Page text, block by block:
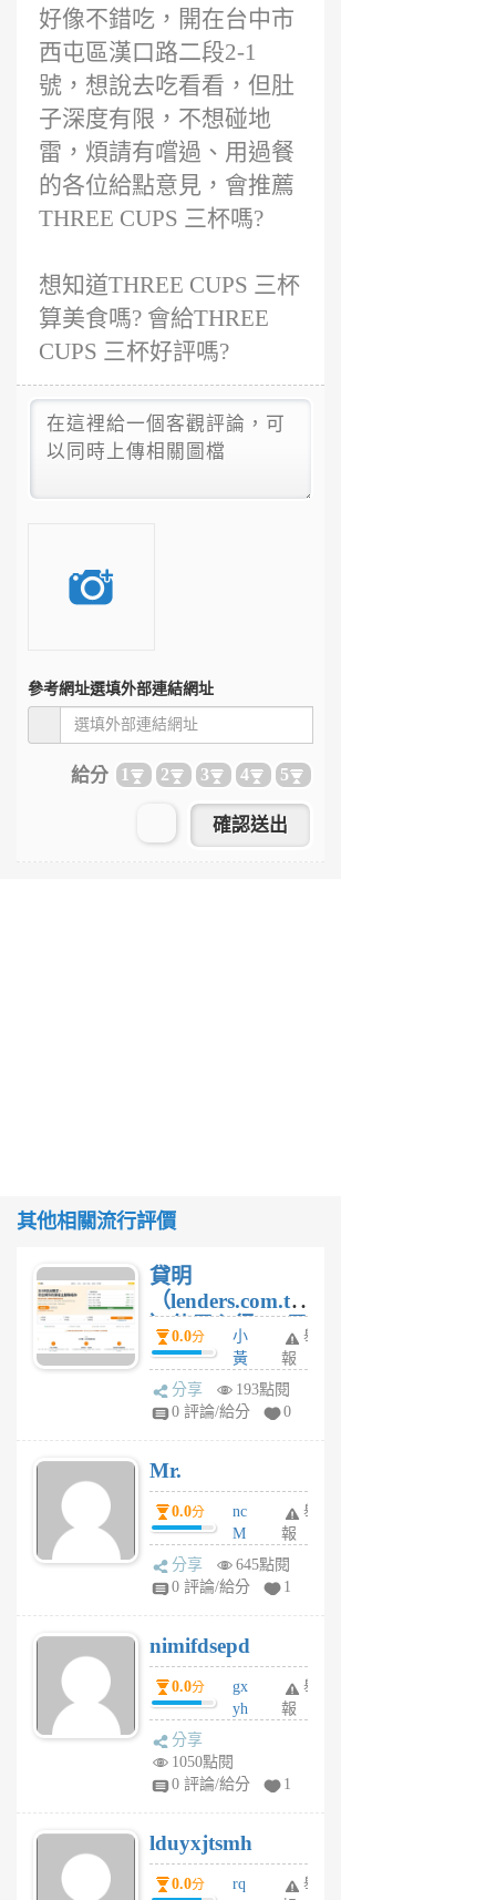
好像不錯吃，開在台中市
西屯區漢口路二段2-1
號，想說去吃看看，但肚
子深度有限，不想碰地
雷，煩請有嚐過、用過餐
的各位給點意見，會推薦
THREE CUPS 三杯嗎?
想知道THREE CUPS 三杯
算美食嗎? 會給THREE
CUPS 三杯好評嗎?
參考網址選填外部連結網址
給分 1 2 3 4 5
其他相關流行評價
貸明
（lenders.com.tw
）使用心得 — 民
間貸款比較平台
體驗
0.0分
小
黃
蜂
1
舉
報
分享
193點閱
0 評論/給分
0
Mr.
0.0分
nc
M
U
F
U
5
個
月
舉
報
分享
645點閱
0 評論/給分
1
nimifdsepd
0.0分
gx
yh
jl
月
前
舉
報
分享
1050點閱
0 評論/給分
1
lduyxjtsmh
0.0分
rq
舉